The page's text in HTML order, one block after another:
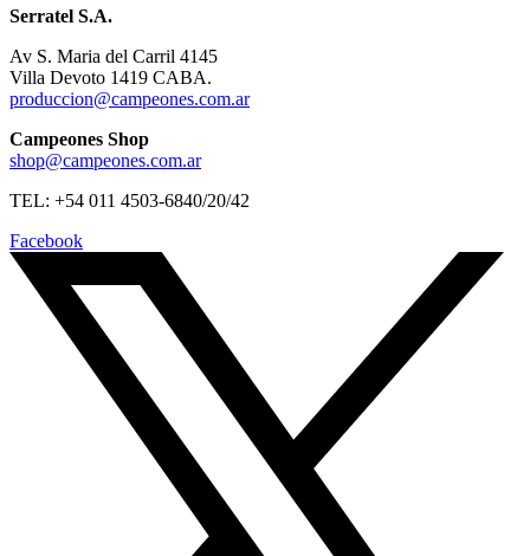
Serratel S.A.
Av S. Maria del Carril 4145
Villa Devoto 1419 CABA.
produccion@campeones.com.ar
Campeones Shop
shop@campeones.com.ar
TEL: +54 011 4503-6840/20/42
Facebook